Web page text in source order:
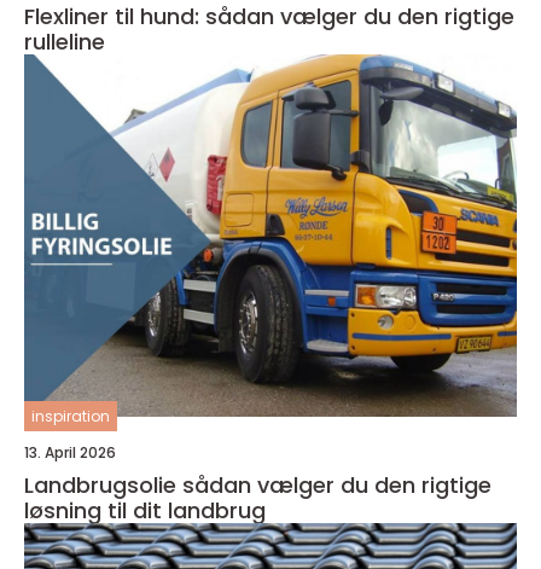
Flexliner til hund: sådan vælger du den rigtige
rulleline
inspiration
13. April 2026
Landbrugsolie sådan vælger du den rigtige
løsning til dit landbrug